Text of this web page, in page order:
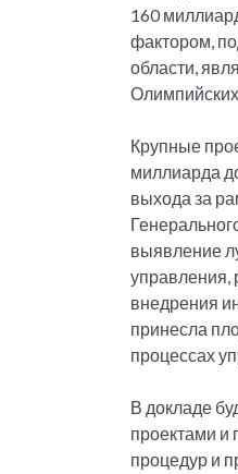
160
фактором,
области,
Крупные
миллиарда
выхода за
выявление
управления,
внедрения
принесла
процессах
В докладе
проектами и
процедур и